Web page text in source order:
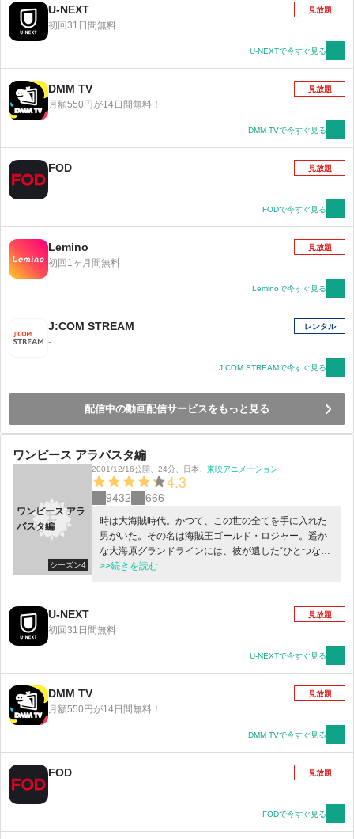
を目指す者が一人。悪魔の実と呼ばれる不思議な実の
一つ「ゴムゴムの実」を食べ、全身がゴムのように伸
頃に赤髪のシャンクスから麦わら帽子を託された彼
は、海賊王になるという壮大な野望を抱いていた。海
へと乗り出したルフィは、航海の中で大冒険を繰り返
し、様々な人々と出会ってゆく。信頼できる個性的な
仲間、悪党どもや海軍など立ちふさがる強大な
敵・・・さあ、まだ見ぬ世界へ向けて帆を立てろ！歴
U-NEXT
初回31日間無料
見放題
U-NEXTで今すぐ見る
DMM TV
月額550円が14日間無料！
見放題
DMM TVで今すぐ見る
FOD 見放題
FODで今すぐ見る
Lemino
初回1ヶ月間無料
見放題
Leminoで今すぐ見る
J:COM STREAM
-
レンタル
J:COM STREAMで今すぐ見る
配信中の動画配信サービスをもっと見る
ワンピース アラバスタ編
シーズン4
ワンピース アラ
バスタ編
2001/12/16公開 24分 日本 東映アニメーション
4.3
9432 666
時は大海賊時代。かつて、この世の全てを手に入れた
男がいた。その名は海賊王ゴールド・ロジャー。遥か
な大海原グランドラインには、彼が遺した“ひとつなぎ
の大秘宝（ワンピース）”が隠されているとい
と漕ぎ出してゆく。そして、ここにもグランドライン
を目指す者が一人。悪魔の実と呼ばれる不思議な実の
一つ「ゴムゴムの実」を食べ、全身がゴムのように伸
頃に赤髪のシャンクスから麦わら帽子を託された彼
は、海賊王になるという壮大な野望を抱いていた。海
へと乗り出したルフィは、航海の中で大冒険を繰り返
し、様々な人々と出会ってゆく。信頼できる個性的な
仲間、悪党どもや海軍など立ちふさがる強大な
敵・・・さあ、まだ見ぬ世界へ向けて帆を立てろ！歴
>>続きを読む
U-NEXT
初回31日間無料
見放題
U-NEXTで今すぐ見る
DMM TV
月額550円が14日間無料！
見放題
DMM TVで今すぐ見る
FOD 見放題
FODで今すぐ見る